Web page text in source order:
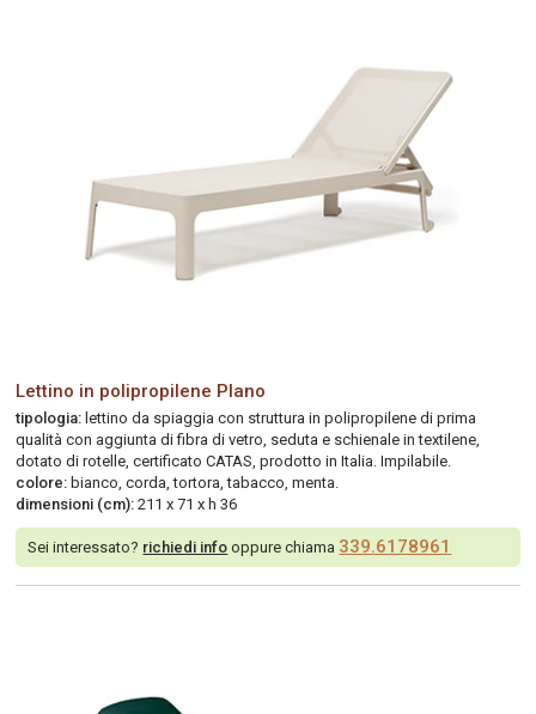
Lettino in polipropilene Plano
tipologia: lettino da spiaggia con struttura in polipropilene di prima
qualità con aggiunta di fibra di vetro, seduta e schienale in textilene,
dotato di rotelle, certificato CATAS, prodotto in Italia. Impilabile.
colore: bianco, corda, tortora, tabacco, menta.
dimensioni (cm): 211 x 71 x h 36
Sei interessato? richiedi info oppure chiama 339.6178961